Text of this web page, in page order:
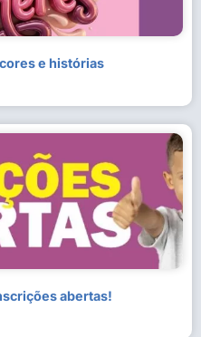
e histórias
abertas!